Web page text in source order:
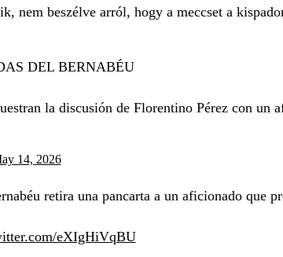
nem beszélve arról, hogy a meccset a
DEL BERNABÉU
la discusión de Florentino Pérez con un
14, 2026
retira una pancarta a un aficionado que
eXIgHiVqBU